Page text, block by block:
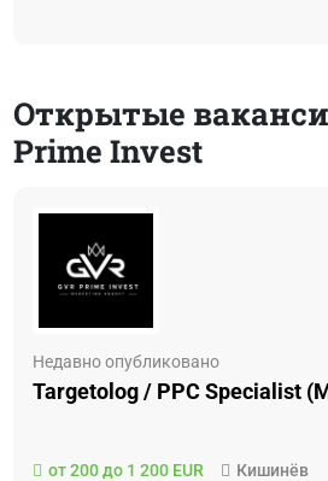
Открытые
Prime Invest
Недавно опубликовано
Targetolog / PPC Specialist
от 200 до 1 200 EUR Кишинёв